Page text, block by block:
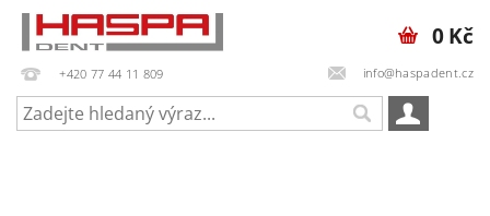
+420 77 44 11 809 info@haspadent.cz
0 Kč